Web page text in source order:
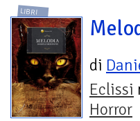
LIBRI
di
Eclissi
Horror